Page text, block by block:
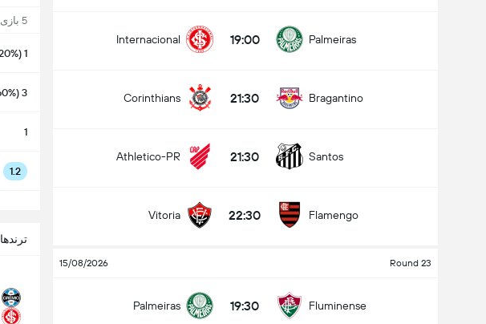
Palmeiras
19:00
Internacional
Bragantino
21:30
Corinthians
Santos
21:30
Athletico-PR
Flamengo
22:30
Vitoria
Round 23
15/08/2026
Fluminense
19:30
Palmeiras
5 بازی آخر
1 (20%)
3 (60%)
1
1.2